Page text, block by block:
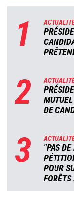
1
2
DE
3
"PAS DE
POUR